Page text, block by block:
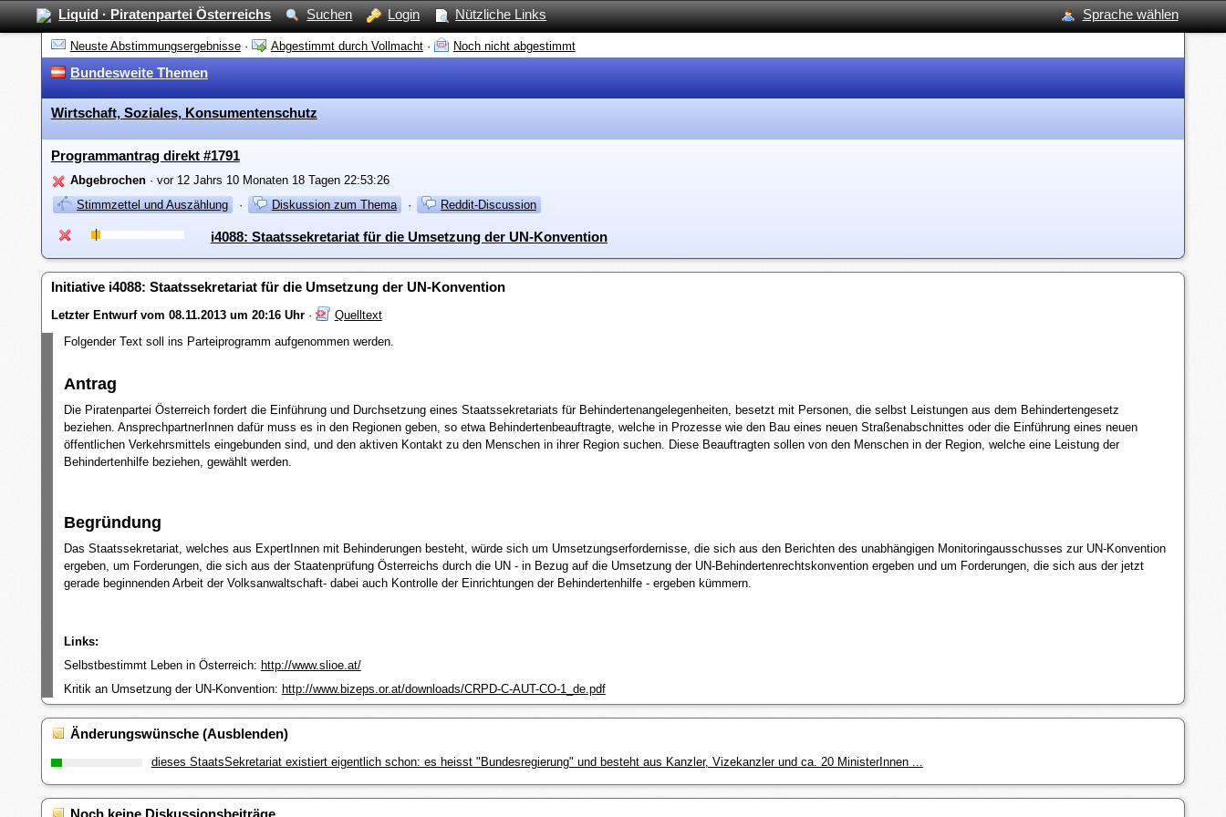
Liquid · Piratenpartei Österreichs Suchen Login Nützliche Links Sprache wählen
Neuste Abstimmungsergebnisse· Abgestimmt durch Vollmacht· Noch nicht abgestimmt
Bundesweite Themen
Wirtschaft, Soziales, Konsumentenschutz
Programmantrag direkt #1791
Abgebrochen· vor 12 Jahrs 10 Monaten 18 Tagen 22:53:26
Stimmzettel und Auszählung
· Diskussion zum Thema · Reddit-Discussion
i4088: Staatssekretariat für die Umsetzung der UN-Konvention
Initiative i4088: Staatssekretariat für die Umsetzung der UN-Konvention
Letzter Entwurf vom 08.11.2013 um 20:16 Uhr·
Quelltext
Folgender Text soll ins Parteiprogramm aufgenommen werden.
Antrag
Die Piratenpartei Österreich fordert die Einführung und Durchsetzung eines Staatssekretariats für Behindertenangelegenheiten, besetzt mit Personen, die selbst Leistungen aus dem Behindertengesetz
beziehen. AnsprechpartnerInnen dafür muss es in den Regionen geben, so etwa Behindertenbeauftragte, welche in Prozesse wie den Bau eines neuen Straßenabschnittes oder die Einführung eines neuen
öffentlichen Verkehrsmittels eingebunden sind, und den aktiven Kontakt zu den Menschen in ihrer Region suchen. Diese Beauftragten sollen von den Menschen in der Region, welche eine Leistung der
Behindertenhilfe beziehen, gewählt werden.
Begründung
Das Staatssekretariat, welches aus ExpertInnen mit Behinderungen besteht, würde sich um Umsetzungserfordernisse, die sich aus den Berichten des unabhängigen Monitoringausschusses zur UN-Konvention
ergeben, um Forderungen, die sich aus der Staatenprüfung Österreichs durch die UN - in Bezug auf die Umsetzung der UN-Behindertenrechtskonvention ergeben und um Forderungen, die sich aus der jetzt
gerade beginnenden Arbeit der Volksanwaltschaft- dabei auch Kontrolle der Einrichtungen der Behindertenhilfe - ergeben kümmern.
Links:
Selbstbestimmt Leben in Österreich: http://www.slioe.at/
Kritik an Umsetzung der UN-Konvention: http://www.bizeps.or.at/downloads/CRPD-C-AUT-CO-1_de.pdf
Änderungswünsche (Ausblenden)
dieses StaatsSekretariat existiert eigentlich schon: es heisst "Bundesregierung" und besteht aus Kanzler, Vizekanzler und ca. 20 MinisterInnen ...